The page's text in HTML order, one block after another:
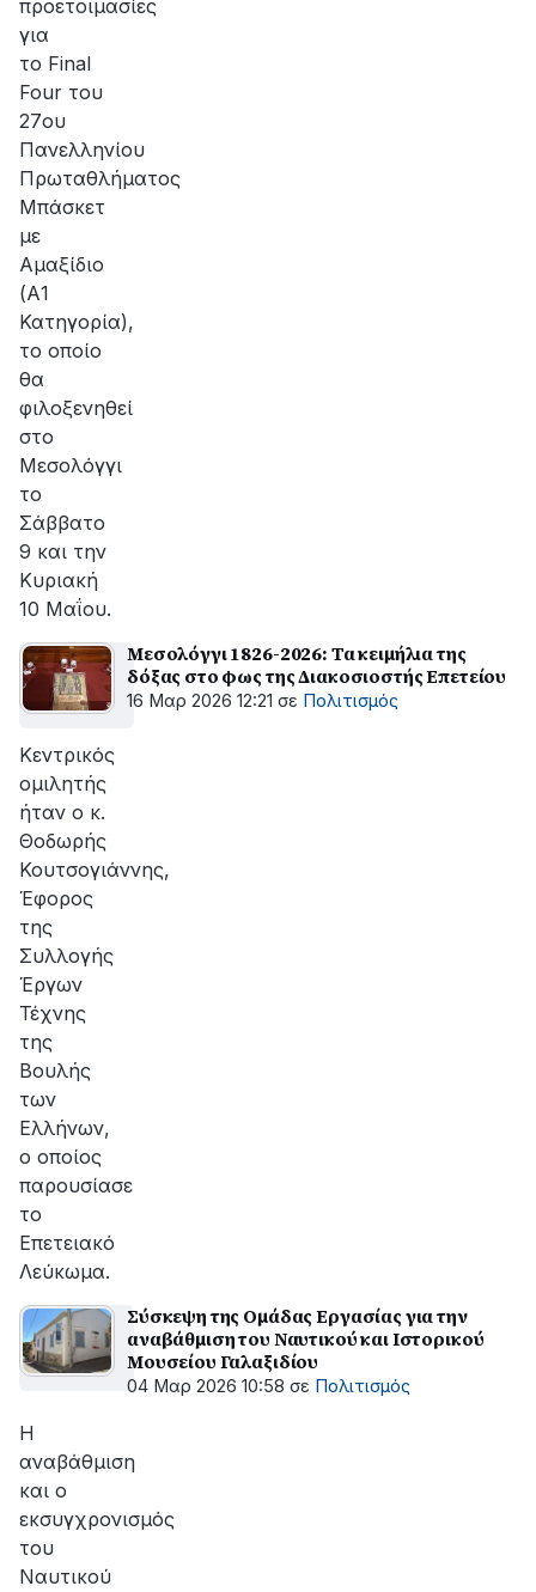
προετοιμασίες
για
το Final
Four του
27ου
Πανελληνίου
Πρωταθλήματος
Μπάσκετ
με
Αμαξίδιο
(Α1
Κατηγορία),
το οποίο
θα
φιλοξενηθεί
στο
Μεσολόγγι
το
Σάββατο
9 και την
Κυριακή
10 Μαΐου.
Μεσολόγγι 1826-2026: Τα κειμήλια της
δόξας στο φως της Διακοσιοστής Επετείου
16 Μαρ 2026 12:21 σε Πολιτισμός
Κεντρικός
ομιλητής
ήταν ο κ.
Θοδωρής
Κουτσογιάννης,
Έφορος
της
Συλλογής
Έργων
Τέχνης
της
Βουλής
των
Ελλήνων,
ο οποίος
παρουσίασε
το
Επετειακό
Λεύκωμα.
Σύσκεψη της Ομάδας Εργασίας για την
αναβάθμιση του Ναυτικού και Ιστορικού
Μουσείου Γαλαξιδίου
04 Μαρ 2026 10:58 σε Πολιτισμός
Η
αναβάθμιση
και ο
εκσυγχρονισμός
του
Ναυτικού